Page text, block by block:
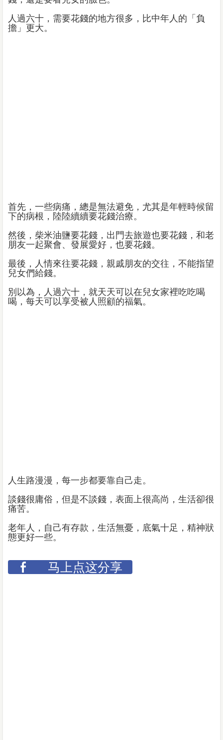
人過六十，需要花錢的地方很多，比中年人的「負
擔」更大。
首先，一些病痛，總是無法避免，尤其是年輕時候留
下的病根，陸陸續續要花錢治療。
然後，柴米油鹽要花錢，出門去旅遊也要花錢，和老
朋友一起聚會、發展愛好，也要花錢。
最後，人情來往要花錢，親戚朋友的交往，不能指望
兒女們給錢。
別以為，人過六十，就天天可以在兒女家裡吃吃喝
喝，每天可以享受被人照顧的福氣。
人生路漫漫，每一步都要靠自己走。
談錢很庸俗，但是不談錢，表面上很高尚，生活卻很
痛苦。
老年人，自己有存款，生活無憂，底氣十足，精神狀
態更好一些。
马上点这分享